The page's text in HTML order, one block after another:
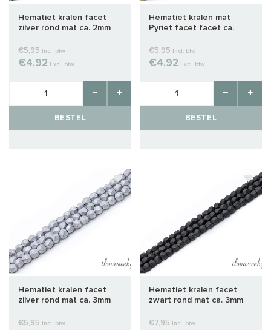
Hematiet kralen facet
zilver rond mat ca. 2mm
€5,95 Incl. btw
€4,92 Excl. btw
BESTEL
Hematiet kralen mat
Pyriet facet facet ca.
€5,95 Incl. btw
€4,92 Excl. btw
BESTEL
Hematiet kralen facet
zilver rond mat ca. 3mm
€5,95 Incl. btw
Hematiet kralen facet
zwart rond mat ca. 3mm
€7,95 Incl. btw